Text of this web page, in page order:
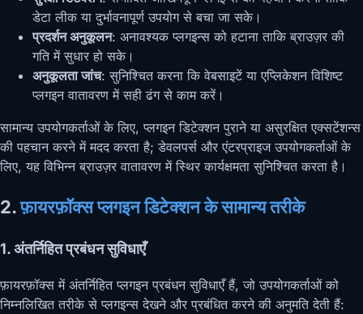
डेटा लीक या दुर्भावनापूर्ण उपयोग से बचा जा सके।
प्रदर्शन अनुकूलन: अनावश्यक प्लगइन्स को हटाना ताकि ब्राउज़र की
गति में सुधार हो सके।
अनुकूलता जांच: सुनिश्चित करना कि वेबसाइटें या एप्लिकेशन विशिष्ट
प्लगइन वातावरण में सही ढंग से काम करें।
सामान्य उपयोगकर्ताओं के लिए, प्लगइन डिटेक्शन पुराने या असुरक्षित एक्सटेंशन्स
की पहचान करने में मदद करता है; डेवलपर्स और एंटरप्राइज उपयोगकर्ताओं के
लिए, यह विभिन्न ब्राउज़र वातावरण में स्थिर कार्यक्षमता सुनिश्चित करता है।
2.फ़ायरफ़ॉक्स प्लगइन डिटेक्शन के सामान्य तरीके
1. अंतर्निहित प्रबंधन सुविधाएँ
फ़ायरफ़ॉक्स में अंतर्निहित प्लगइन प्रबंधन सुविधाएँ हैं, जो उपयोगकर्ताओं को
निम्नलिखित तरीके से प्लगइन्स देखने और प्रबंधित करने की अनुमति देती हैं: